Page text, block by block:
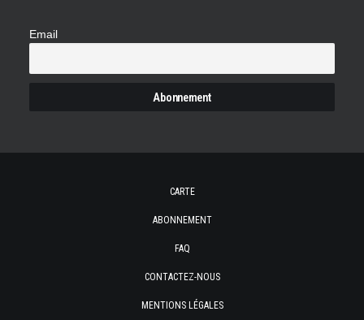
Email
CARTE
ABONNEMENT
FAQ
CONTACTEZ-NOUS
MENTIONS LÉGALES